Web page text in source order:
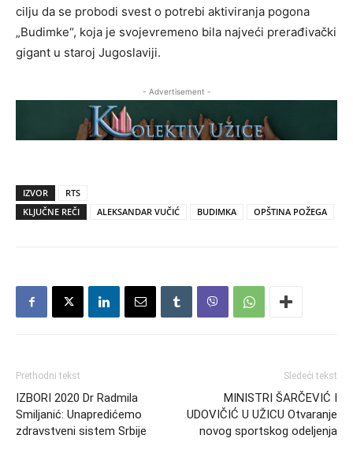
cilju da se probodi svest o potrebi aktiviranja pogona
„Budimke“, koja je svojevremeno bila najveći prerađivački
gigant u staroj Jugoslaviji.
- Advertisement -
IZVOR
RTS
KLJUČNE REČI
ALEKSANDAR VUČIĆ BUDIMKA OPŠTINA POŽEGA
Prethodni tekst
IZBORI 2020 Dr Radmila
Smiljanić: Unapredićemo
zdravstveni sistem Srbije
Sledeći tekst
MINISTRI ŠARČEVIĆ I
UDOVIČIĆ U UŽICU Otvaranje
novog sportskog odeljenja